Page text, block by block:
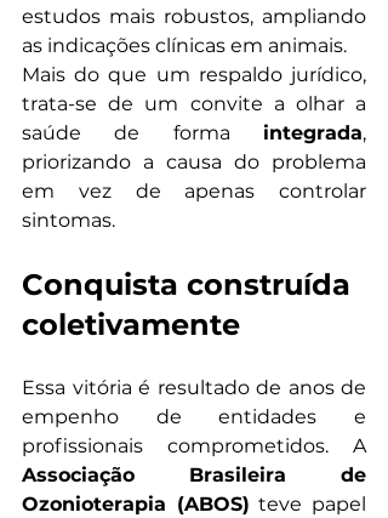
estudos mais robustos, ampliando
as indicações clínicas em animais.
Mais do que um respaldo jurídico,
trata-se de um convite a olhar a
saúde de forma integrada,
priorizando a causa do problema
em vez de apenas controlar
sintomas.
Conquista construída
coletivamente
Essa vitória é resultado de anos de
empenho de entidades e
profissionais comprometidos. A
Associação Brasileira de
Ozonioterapia (ABOS) teve papel